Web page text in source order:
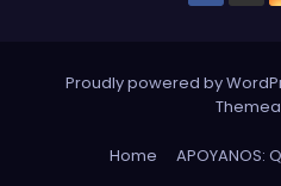
Proudly powered by
Home
APOYANOS: